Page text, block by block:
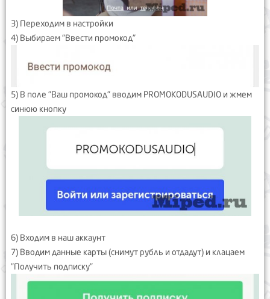
3) Переходим в настройки
4) Выбираем "Ввести промокод"
5) В поле "Ваш промокод" вводим PROMOKODUSAUDIO и жмем
синюю кнопку
6) Входим в наш аккаунт
7) Вводим данные карты (снимут рубль и отдадут) и клацаем
"Получить подписку"